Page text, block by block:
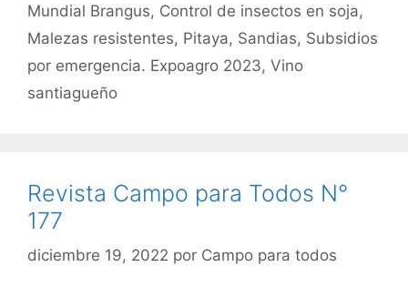
Mundial Brangus, Control de insectos en soja,
Malezas resistentes, Pitaya, Sandias, Subsidios
por emergencia. Expoagro 2023, Vino
santiagueño
Revista Campo para Todos N°
177
diciembre 19, 2022 por Campo para todos